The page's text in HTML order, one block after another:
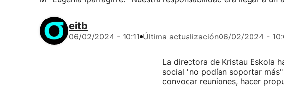
eitb
06/02/2024 - 10:11 Última actualización06/02/2024 -
La directora de Kristau Eskola
social "no podían soportar
convocar reuniones, hacer